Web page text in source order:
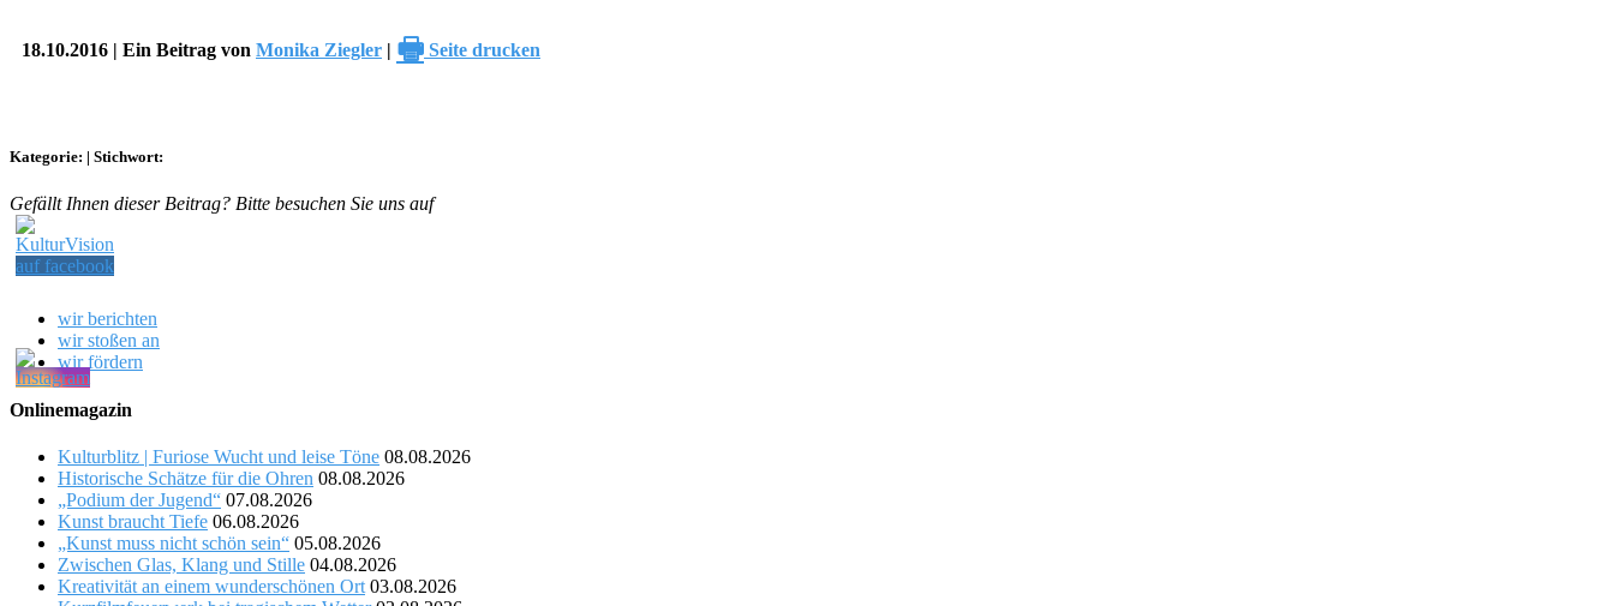
18.10.2016 | Ein Beitrag von Monika Ziegler | 🖶 Seite drucken
Kategorie: | Stichwort:
Gefällt Ihnen dieser Beitrag? Bitte besuchen Sie uns auf
wir berichten
wir stoßen an
wir fördern
Onlinemagazin
Kulturblitz | Furiose Wucht und leise Töne 08.08.2026
Historische Schätze für die Ohren 08.08.2026
„Podium der Jugend“ 07.08.2026
Kunst braucht Tiefe 06.08.2026
„Kunst muss nicht schön sein“ 05.08.2026
Zwischen Glas, Klang und Stille 04.08.2026
Kreativität an einem wunderschönen Ort 03.08.2026